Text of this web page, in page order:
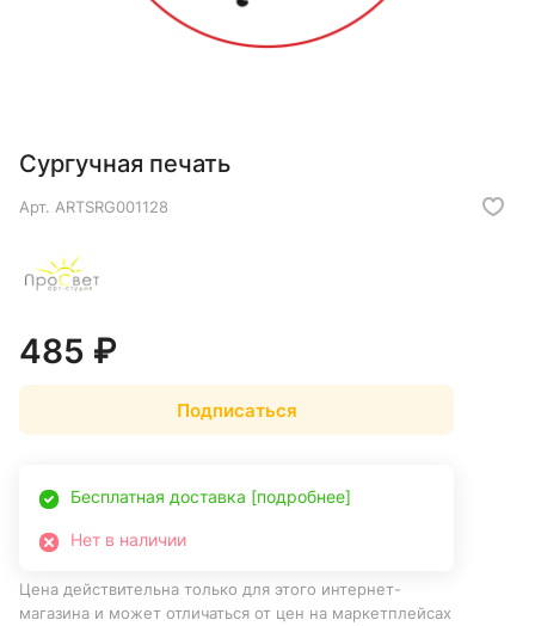
Сургучная печать
Арт. ARTSRG001128
485 ₽
Подписаться
Бесплатная доставка [подробнее]
Нет в наличии
Цена действительна только для этого интернет-
магазина и может отличаться от цен на маркетплейсах